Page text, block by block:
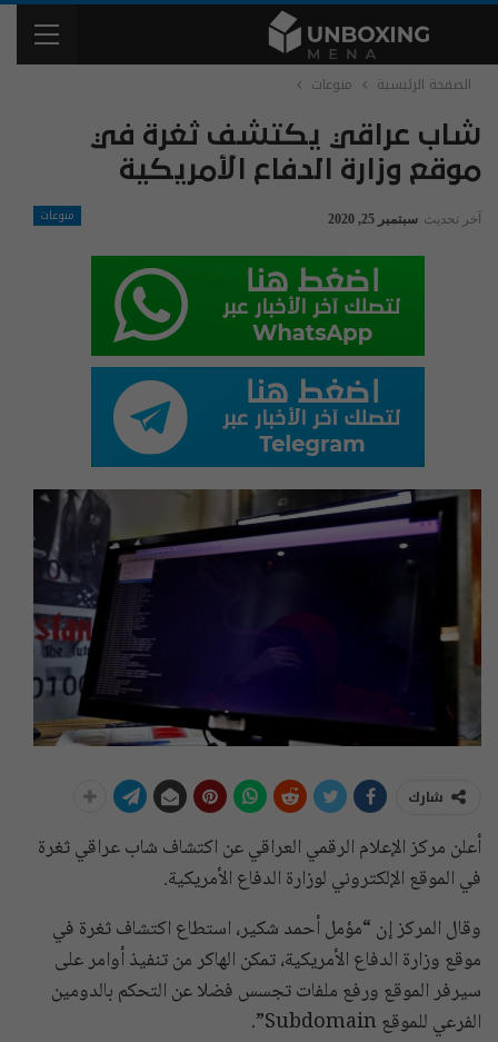
الصفحة الرئيسية منوعات
شاب عراقي يكتشف ثغرة في
موقع وزارة الدفاع الأمريكية
منوعات آخر تحديث سبتمبر 25, 2020
شارك
أعلن مركز الإعلام الرقمي العراقي عن اكتشاف شاب عراقي ثغرة
في الموقع الإلكتروني لوزارة الدفاع الأمريكية.
وقال المركز إن “مؤمل أحمد شكير، استطاع اكتشاف ثغرة في
موقع وزارة الدفاع الأمريكية، تمكن الهاكر من تنفيذ أوامر على
سيرفر الموقع ورفع ملفات تجسس فضلا عن التحكم بالدومين
الفرعي للموقع Subdomain”.